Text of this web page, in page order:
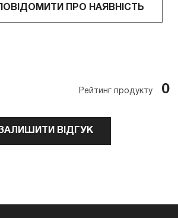
ПОВІДОМИТИ ПРО НАЯВНІСТЬ
Рейтинг продукту 0
ВІДГУК